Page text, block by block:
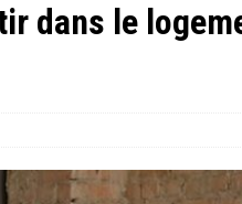
dans le